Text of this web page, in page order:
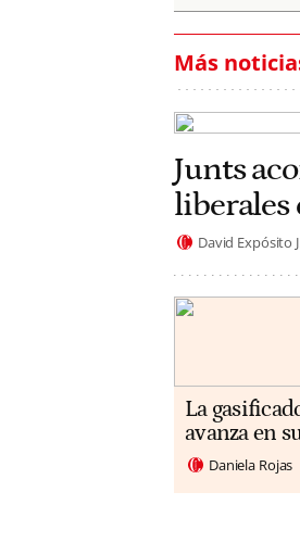
Más
Junts
liberales
David Expósito
La
avanza en
Daniela Rojas